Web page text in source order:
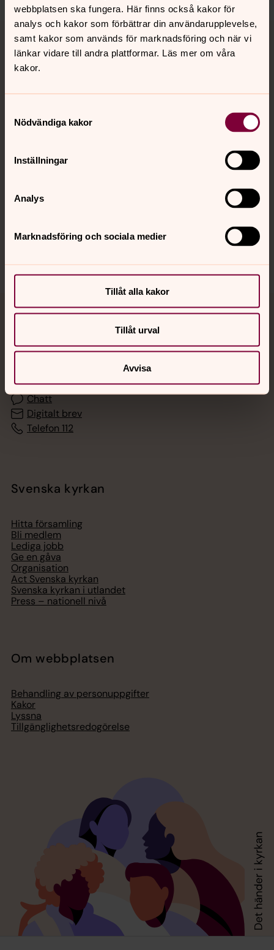
webbplatsen ska fungera. Här finns också kakor för
analys och kakor som förbättrar din användarupplevelse,
samt kakor som används för marknadsföring och när vi
länkar vidare till andra plattformar. Läs mer om våra
kakor.
Nödvändiga kakor
Inställningar
Analys
Marknadsföring och sociala medier
Tillåt alla kakor
Tillåt urval
Avvisa
Tillbaka till toppen
Tillbaka till innehållet
Akut samtals- och krisstöd. Prata eller chatta anonymt
med en präst på kvällar och nätter.
Chatt
Digitalt brev
Telefon 112
Svenska kyrkan
Hitta församling
Bli medlem
Lediga jobb
Ge en gåva
Organisation
Act Svenska kyrkan
Svenska kyrkan i utlandet
Press – nationell nivå
Om webbplatsen
Behandling av personuppgifter
Kakor
Lyssna
Tillgänglighetsredogörelse